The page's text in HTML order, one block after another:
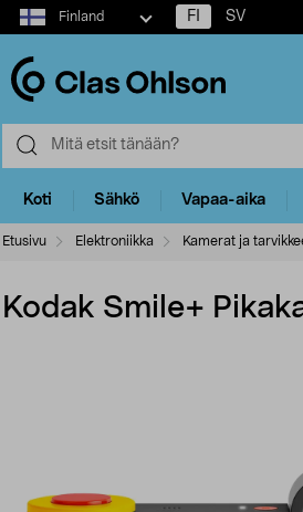
Select
market
Finland FI SV
Koti Sähkö Vapaa-aika
Etusivu Elektroniikka Kamerat ja
Kodak Smile+